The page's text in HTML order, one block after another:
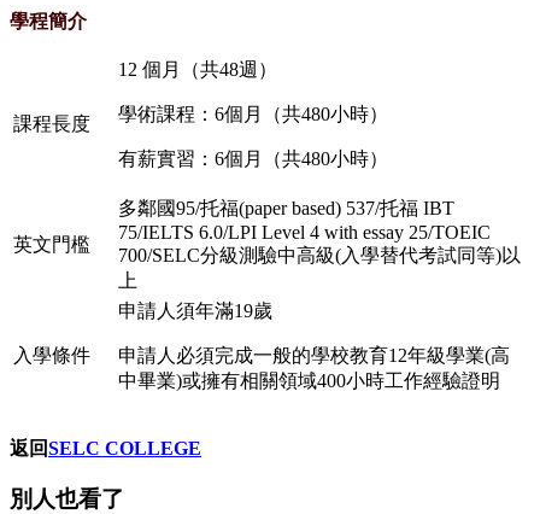
學程簡介
課程長度
12 個月（共48週）
學術課程：6個月（共480小時）
有薪實習：6個月（共480小時）
英文門檻
多鄰國95/托福(paper based) 537/托福 IBT
75/IELTS 6.0/LPI Level 4 with essay 25/TOEIC
700/SELC分級測驗中高級(入學替代考試同等)以
上
入學條件
申請人須年滿19歲
申請人必須完成一般的學校教育12年級學業(高
中畢業)或擁有相關領域400小時工作經驗證明
返回SELC COLLEGE
別人也看了